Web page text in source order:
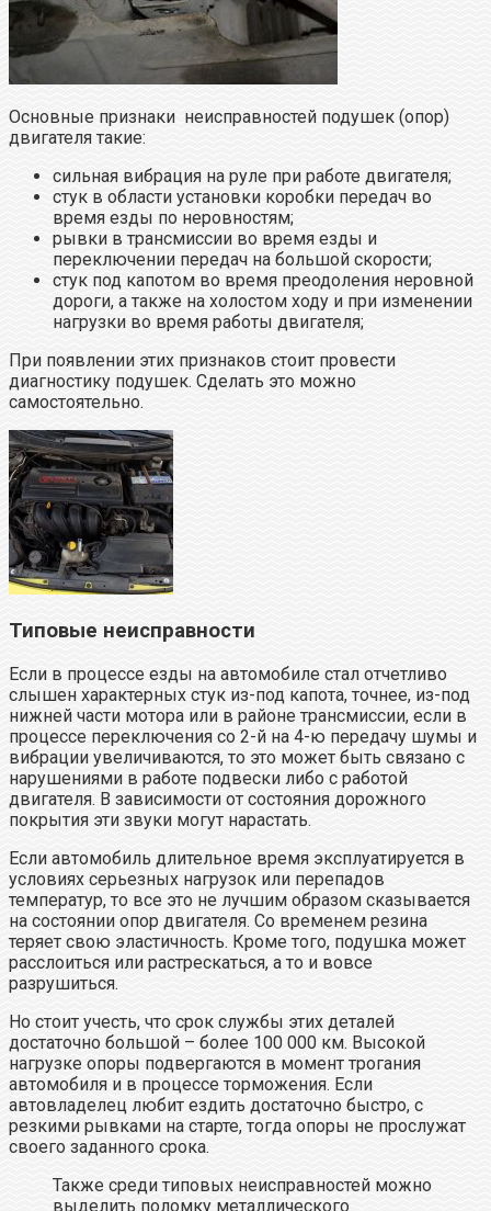
Основные признаки неисправностей подушек (опор)
двигателя такие:
сильная вибрация на руле при работе двигателя;
стук в области установки коробки передач во
время езды по неровностям;
рывки в трансмиссии во время езды и
переключении передач на большой скорости;
стук под капотом во время преодоления неровной
дороги, а также на холостом ходу и при изменении
нагрузки во время работы двигателя;
При появлении этих признаков стоит провести
диагностику подушек. Сделать это можно
самостоятельно.
Типовые неисправности
Если в процессе езды на автомобиле стал отчетливо
слышен характерных стук из-под капота, точнее, из-под
нижней части мотора или в районе трансмиссии, если в
процессе переключения со 2-й на 4-ю передачу шумы и
вибрации увеличиваются, то это может быть связано с
нарушениями в работе подвески либо с работой
двигателя. В зависимости от состояния дорожного
покрытия эти звуки могут нарастать.
Если автомобиль длительное время эксплуатируется в
условиях серьезных нагрузок или перепадов
температур, то все это не лучшим образом сказывается
на состоянии опор двигателя. Со временем резина
теряет свою эластичность. Кроме того, подушка может
расслоиться или растрескаться, а то и вовсе
разрушиться.
Но стоит учесть, что срок службы этих деталей
достаточно большой – более 100 000 км. Высокой
нагрузке опоры подвергаются в момент трогания
автомобиля и в процессе торможения. Если
автовладелец любит ездить достаточно быстро, с
резкими рывками на старте, тогда опоры не прослужат
своего заданного срока.
Также среди типовых неисправностей можно
выделить поломку металлического